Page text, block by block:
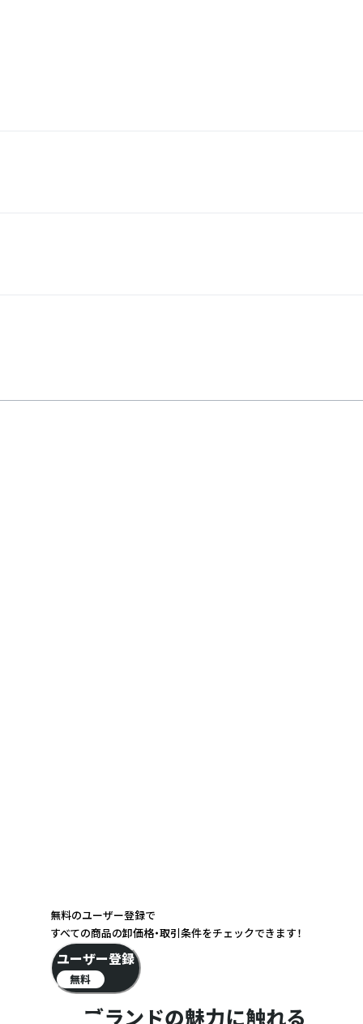
ブランドの魅力に触れる
無料のユーザー登録で
すべての商品の卸価格・取引条件をチェックできます！
ユーザー登録
無料